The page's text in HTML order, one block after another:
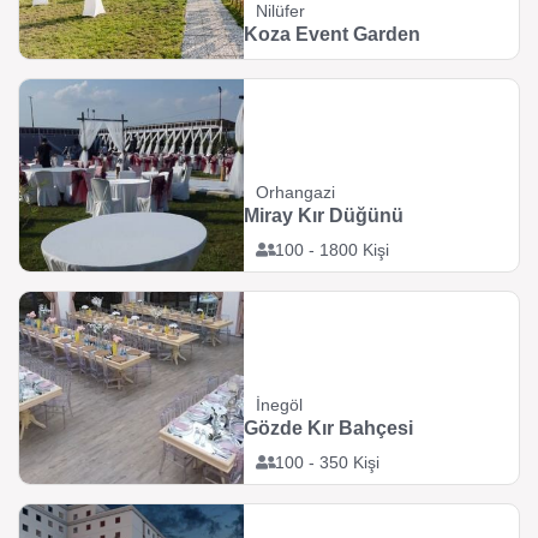
Nilüfer
Koza Event Garden
Orhangazi
100 - 1800 Kişi
Miray Kır Düğünü
İnegöl
100 - 350 Kişi
Gözde Kır Bahçesi